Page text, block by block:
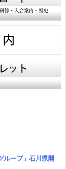
ループ」石川県開